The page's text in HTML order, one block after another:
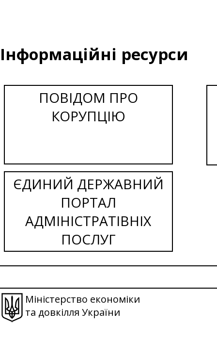
Інформаційні ресурси
ПОВІДОМ ПРО
КОРУПЦІЮ
ЄДИНИЙ ДЕРЖАВНИЙ
ПОРТАЛ
АДМІНІСТРАТІВНІХ
ПОСЛУГ
Міністерство економіки
та довкілля України